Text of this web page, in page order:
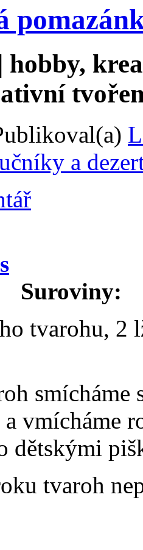
hobby,
a
Suroviny:
tvarohu, 2
smícháme
vmícháme
dětskými
tvaroh